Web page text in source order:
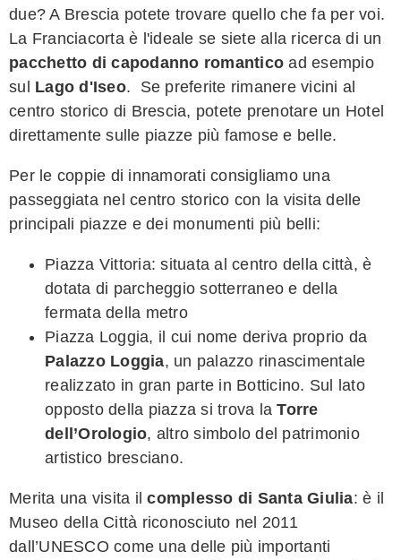
due? A Brescia potete trovare quello che fa per voi.
La Franciacorta è l'ideale se siete alla ricerca di un
pacchetto di capodanno romantico ad esempio
sul Lago d'Iseo. Se preferite rimanere vicini al
centro storico di Brescia, potete prenotare un Hotel
direttamente sulle piazze più famose e belle.
Per le coppie di innamorati consigliamo una
passeggiata nel centro storico con la visita delle
principali piazze e dei monumenti più belli:
Piazza Vittoria: situata al centro della città, è
dotata di parcheggio sotterraneo e della
fermata della metro
Piazza Loggia, il cui nome deriva proprio da
Palazzo Loggia, un palazzo rinascimentale
realizzato in gran parte in Botticino. Sul lato
opposto della piazza si trova laTorre
dell’Orologio, altro simbolo del patrimonio
artistico bresciano.
Merita una visita ilcomplesso di Santa Giulia: è il
Museo della Città riconosciuto nel 2011
dall’UNESCO come una delle più importanti